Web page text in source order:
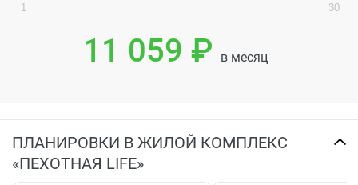
1 30
11 059 ₽ в месяц
ПЛАНИРОВКИ В ЖИЛОЙ КОМПЛЕКС
«ПЕХОТНАЯ LIFE»